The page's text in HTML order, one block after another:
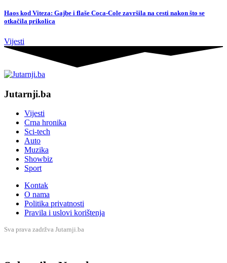
Haos kod Viteza: Gajbe i flaše Coca-Cole završila na cesti nakon što se
otkačila prikolica
Vijesti
Jutarnji.ba
Vijesti
Crna hronika
Sci-tech
Auto
Muzika
Showbiz
Sport
Kontak
O nama
Politika privatnosti
Pravila i uslovi korištenja
Sva prava zadržva Jutarnji.ba